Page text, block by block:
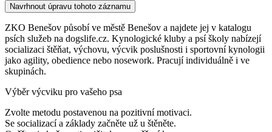
Navrhnout úpravu tohoto záznamu
ZKO Benešov působí ve městě Benešov a najdete jej v katalogu
psích služeb na dogslife.cz. Kynologické kluby a psí školy nabízejí
socializaci štěňat, výchovu, výcvik poslušnosti i sportovní kynologii
jako agility, obedience nebo nosework. Pracují individuálně i ve
skupinách.
Výběr výcviku pro vašeho psa
Zvolte metodu postavenou na pozitivní motivaci.
Se socializací a základy začněte už u štěněte.